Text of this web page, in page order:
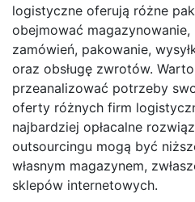
logistyczne oferują różne
obejmować
zamówień, pakowanie,
oraz obsługę zwrotów.
przeanalizować potrzeby
oferty różnych firm
najbardziej opłacalne
outsourcingu mogą być
własnym magazynem,
sklepów internetowych.